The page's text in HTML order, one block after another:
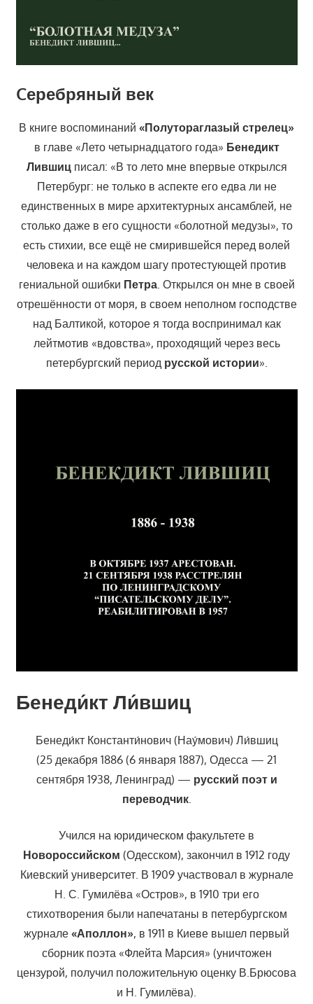
Cеребряный век
В книге воспоминаний «Полутораглазый стрелец»
в главе «Лето четырнадцатого года» Бенедикт
Лившицписал: «В то лето мне впервые открылся
Петербург: не только в аспекте его едва ли не
единственных в мире архитектурных ансамблей, не
столько даже в его сущности «болотной медузы», то
есть стихии, все ещё не смирившейся перед волей
человека и на каждом шагу протестующей против
гениальной ошибки Петра. Открылся он мне в своей
отрешённости от моря, в своем неполном господстве
над Балтикой, которое я тогда воспринимал как
лейтмотив «вдовства», проходящий через весь
петербургский период русской истории».
Бенеди́кт Ли́вшиц
Бенеди́кт Константи́нович (Нау́мович) Ли́вшиц
(25 декабря 1886 (6 января 1887), Одесса — 21
сентября 1938, Ленинград) — русский поэт и
переводчик.
Учился на юридическом факультете в
Новороссийском (Одесском), закончил в 1912 году
Киевский университет. В 1909 участвовал в журнале
Н. С. Гумилёва «Остров», в 1910 три его
стихотворения были напечатаны в петербургском
журнале «Аполлон», в 1911 в Киеве вышел первый
сборник поэта «Флейта Марсия» (уничтожен
цензурой, получил положительную оценку В.Брюсова
и Н. Гумилёва).